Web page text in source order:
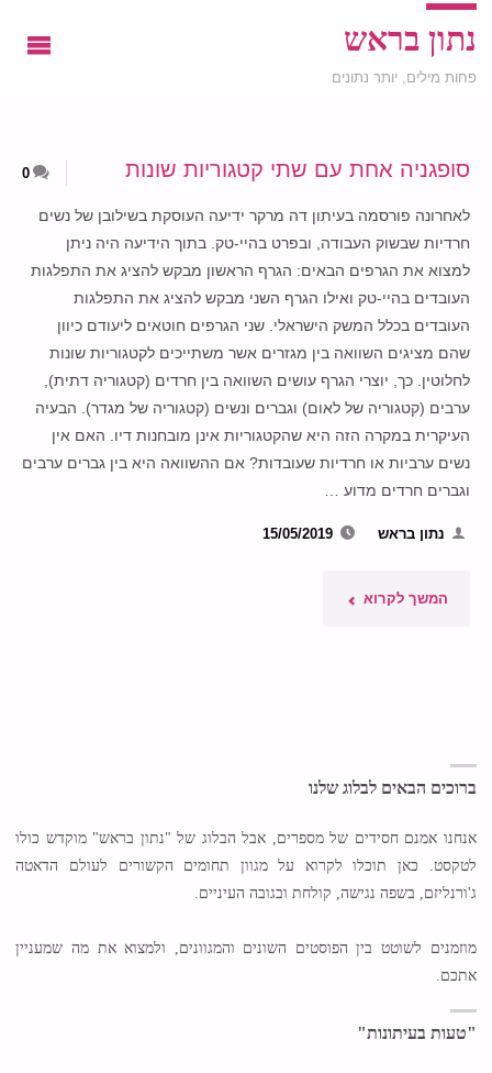
נתון בראש
פחות מילים, יותר נתונים
סופגניה אחת עם שתי קטגוריות שונות 0
לאחרונה פורסמה בעיתון דה מרקר ידיעה העוסקת בשילובן של נשים
חרדיות שבשוק העבודה, ובפרט בהיי-טק. בתוך הידיעה היה ניתן
למצוא את הגרפים הבאים: הגרף הראשון מבקש להציג את התפלגות
העובדים בהיי-טק ואילו הגרף השני מבקש להציג את התפלגות
העובדים בכלל המשק הישראלי. שני הגרפים חוטאים ליעודם כיוון
שהם מציגים השוואה בין מגזרים אשר משתייכים לקטגוריות שונות
לחלוטין. כך, יוצרי הגרף עושים השוואה בין חרדים (קטגוריה דתית),
ערבים (קטגוריה של לאום) וגברים ונשים (קטגוריה של מגדר). הבעיה
העיקרית במקרה הזה היא שהקטגוריות אינן מובחנות דיו. האם אין
נשים ערביות או חרדיות שעובדות? אם ההשוואה היא בין גברים ערבים
וגברים חרדים מדוע …
נתון בראש 15/05/2019
המשך לקרוא "סופגניה
קטגוריות
ברוכים הבאים לבלוג שלנו
אנחנו אמנם חסידים של מספרים, אבל הבלוג של "נתון בראש" מוקדש כולו
לטקסט. כאן תוכלו לקרוא על מגוון תחומים הקשורים לעולם הדאטה
ג'ורנליזם, בשפה נגישה, קולחת ובגובה העיניים.
מוזמנים לשוטט בין הפוסטים השונים והמגוונים, ולמצוא את מה שמעניין
אתכם.
"טעות בעיתונות"